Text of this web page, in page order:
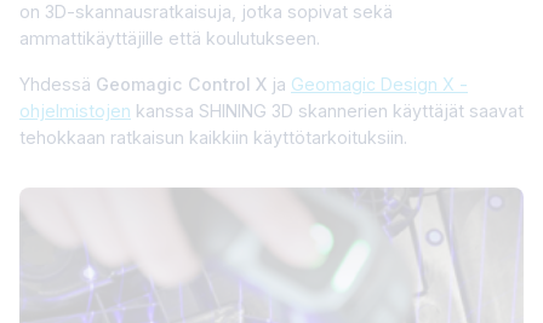
on 3D-skannausratkaisuja, jotka sopivat sekä
ammattikäyttäjille että koulutukseen.
Yhdessä Geomagic Control X ja Geomagic Design X -
ohjelmistojen kanssa SHINING 3D skannerien käyttäjät saavat
tehokkaan ratkaisun kaikkiin käyttötarkoituksiin.